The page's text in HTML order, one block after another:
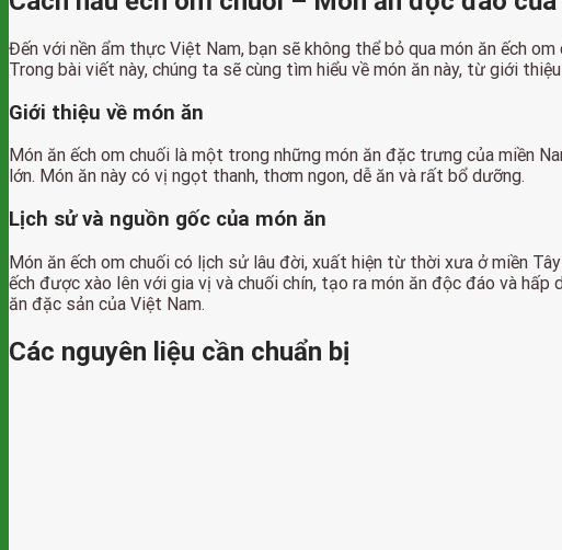
Đến với nền ẩm thực Việt Nam, bạn sẽ không thể bỏ qua món ăn ếch
Trong bài viết này, chúng ta sẽ cùng tìm hiểu về món ăn này, từ giới
Giới thiệu về món ăn
Món ăn ếch om chuối là một trong những món ăn đặc trưng của miền
lớn. Món ăn này có vị ngọt thanh, thơm ngon, dễ ăn và rất bổ dưỡng.
Lịch sử và nguồn gốc của món ăn
Món ăn ếch om chuối có lịch sử lâu đời, xuất hiện từ thời xưa ở miền
ếch được xào lên với gia vị và chuối chín, tạo ra món ăn độc đáo và
ăn đặc sản của Việt Nam.
Các nguyên liệu cần chuẩn bị